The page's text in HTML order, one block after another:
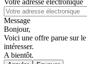
Message
Bonjour,
Voici une offre parue sur
intéresser.
A bientôt.